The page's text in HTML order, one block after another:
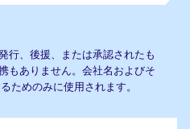
行、後援、または承認されたも
もありません。会社名およびそ
ためのみに使用されます。